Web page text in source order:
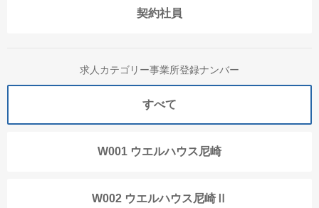
契約社員
求人カテゴリー事業所登録ナンバー
すべて
W001 ウエルハウス尼崎
W002 ウエルハウス尼崎Ⅱ